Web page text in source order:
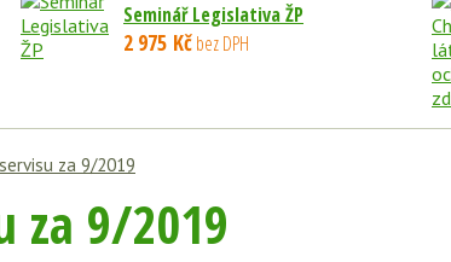
Seminář Legislativa ŽP
2 975 Kčbez DPH
za 9/2019
za 9/2019